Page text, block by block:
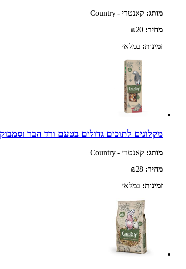
מותג: קאנטרי - Country
מחיר:
זמינות: במלאי
מקלונים לתוכים גדולים בטעם ורד הבר וסמבוק 2 יח' | Country
מותג: קאנטרי - Country
מחיר:
זמינות: במלאי